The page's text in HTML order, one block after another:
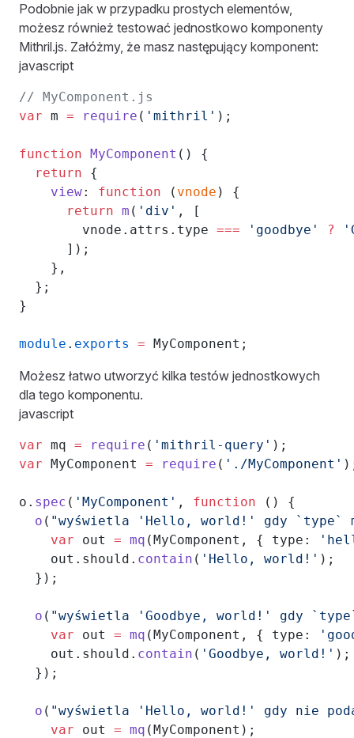
Podobnie jak w przypadku prostych elementów,
możesz również testować jednostkowo komponenty
Mithril.js. Załóżmy, że masz następujący komponent:
javascript
// MyComponent.js
var m = require ( 'mithril' );
function MyComponent () {
  return
{
    view
: function ( vnode ) {
      return
m ( 'div' , [
        vnode.attrs.type
=== 'goodbye' ?
      ]);
    },
  };
}
module . exports = MyComponent;
Możesz łatwo utworzyć kilka testów jednostkowych
dla tego komponentu.
javascript
var mq = require ( 'mithril-query' );
var MyComponent = require ( './MyComponent'
o. spec ( 'MyComponent' , function () {
  o
( "wyświetla 'Hello, world!' gdy `type`
    var
out = mq (MyComponent, { type:
    out.should.
contain ( 'Hello, world!' );
  });
  o
( "wyświetla 'Goodbye, world!' gdy
    var
out = mq (MyComponent, { type:
    out.should.
contain ( 'Goodbye, world!' );
  });
  o
( "wyświetla 'Hello, world!' gdy nie
    var
out = mq (MyComponent);